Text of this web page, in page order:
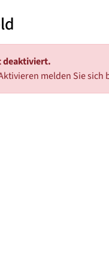
deaktiviert.
melden Sie sich